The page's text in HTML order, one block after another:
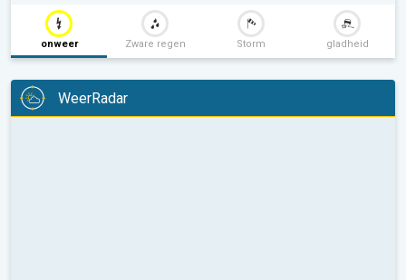
onweer Zware regen Storm gladheid
WeerRadar